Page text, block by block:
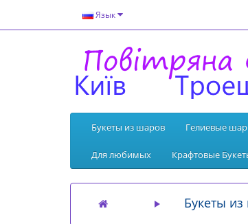
Язык
Букеты из шаров Гелиевые
Для любимых Крафтовые
Букеты